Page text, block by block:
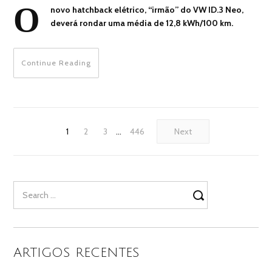
O
novo hatchback elétrico, “irmão” do VW ID.3 Neo,
deverá rondar uma média de 12,8 kWh/100 km.
Continue Reading
1 2 3 … 446 Next
for:
ARTIGOS RECENTES